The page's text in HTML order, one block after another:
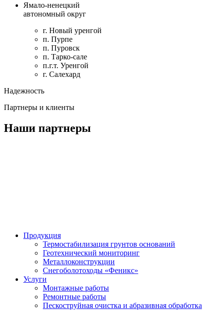
Ямало-ненецкий
автономный округ
г. Новый уренгой
п. Пурпе
п. Пуровск
п. Тарко-сале
п.г.т. Уренгой
г. Салехард
Надежность
Партнеры и клиенты
Наши партнеры
Продукция
Термостабилизация грунтов оснований
Геотехнический мониторинг
Металлоконструкции
Снегоболотоходы «Феникс»
Услуги
Монтажные работы
Ремонтные работы
Пескоструйная очистка и абразивная обработка